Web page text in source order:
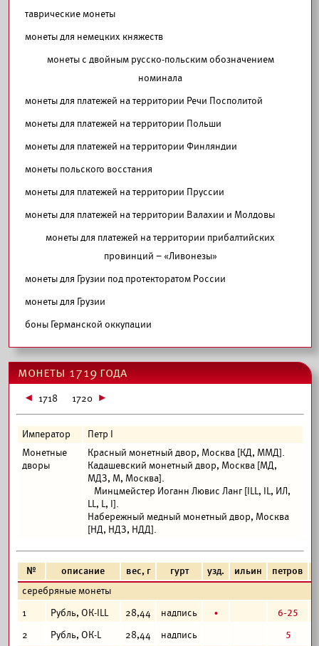
таврические монеты
монеты для немецких княжеств
монеты с двойным русско-польским обозначением
номинала
монеты для платежей на территории Речи Посполитой
монеты для платежей на территории Польши
монеты для платежей на территории Финляндии
монеты польского восстания
монеты для платежей на территории Пруссии
монеты для платежей на территории Валахии и Молдовы
монеты для платежей на территории прибалтийских
провинций – «Ливонезы»
монеты для Грузии под протекторатом России
монеты для Грузии
боны Германской оккупации
монеты 1719 года
1718 1720
Император
Петр I
Монетные
дворы
Красный монетный двор, Москва [КД, ММД].
Кадашевский монетный двор, Москва [МД,
МДЗ, М, Москва].
Минцмейстер Иоганн Лювис Ланг [ILL, IL, ИЛ,
LL, L, I].
Набережный медный монетный двор, Москва
[НД, НДЗ, НДД].
№ описание вес, г гурт узд. ильин петров
серебряные монеты
1
Рубль, ОК-ILL 28,44 надпись б 6-25
2 Рубль, ОК-L 28,44 надпись 5